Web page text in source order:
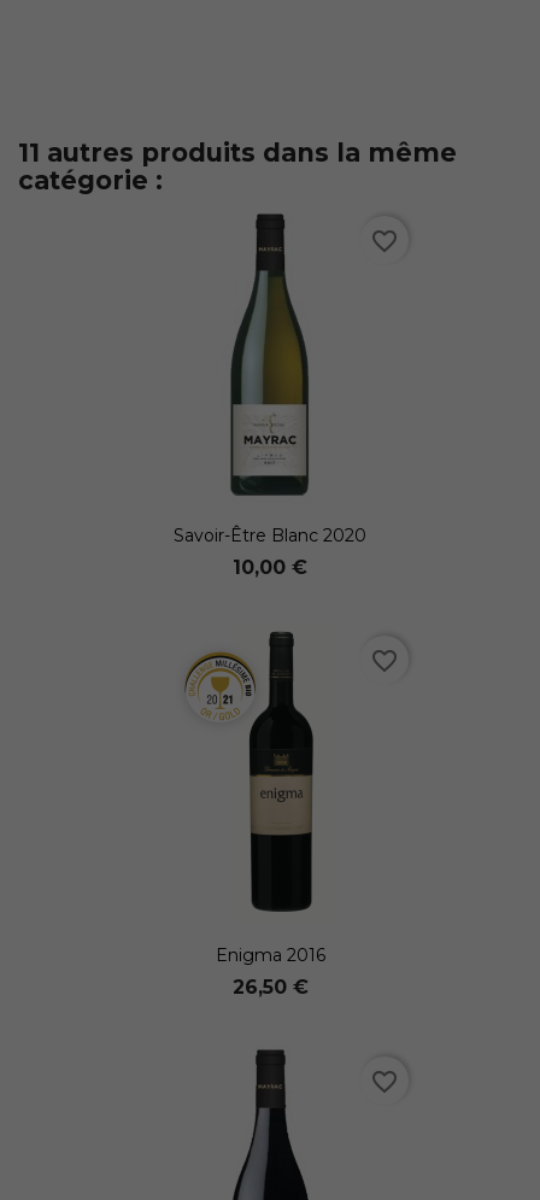
11 autres produits dans la même
catégorie :
Savoir-Être Blanc 2020
10,00 €
favorite_border
Enigma 2016
26,50 €
favorite_border
favorite_border